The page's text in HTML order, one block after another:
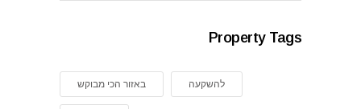
Property Tags
באזור הכי מבוקש להשקעה